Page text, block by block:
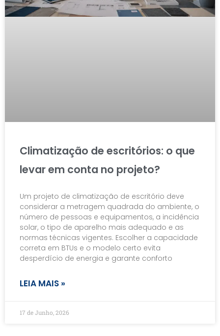
Climatização de escritórios: o que
levar em conta no projeto?
Um projeto de climatização de escritório deve
considerar a metragem quadrada do ambiente, o
número de pessoas e equipamentos, a incidência
solar, o tipo de aparelho mais adequado e as
normas técnicas vigentes. Escolher a capacidade
correta em BTUs e o modelo certo evita
desperdício de energia e garante conforto
LEIA MAIS »
17 de Junho, 2026